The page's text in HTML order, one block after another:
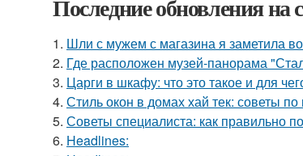
Последние обновления на
1. Шли с мужем с магазина я заметила
2. Где расположен музей-панорама
3. Царги в шкафу: что это такое и для
4. Стиль окон в домах хай тек: советы
5. Советы специалиста: как правильно
6. Headlines: